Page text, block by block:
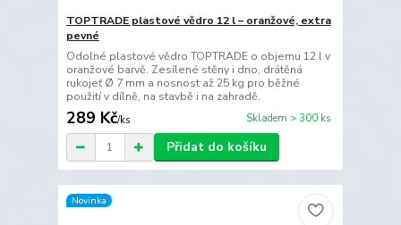
TOPTRADE plastové vědro 12 l – oranžové, extra
pevné
Odolné plastové vědro TOPTRADE o objemu 12 l v
oranžové barvě. Zesílené stěny i dno, drátěná
rukojeť Ø 7 mm a nosnost až 25 kg pro běžné
použití v dílně, na stavbě i na zahradě.
289 Kč/ks Skladem > 300 ks
Přidat do košíku
Novinka